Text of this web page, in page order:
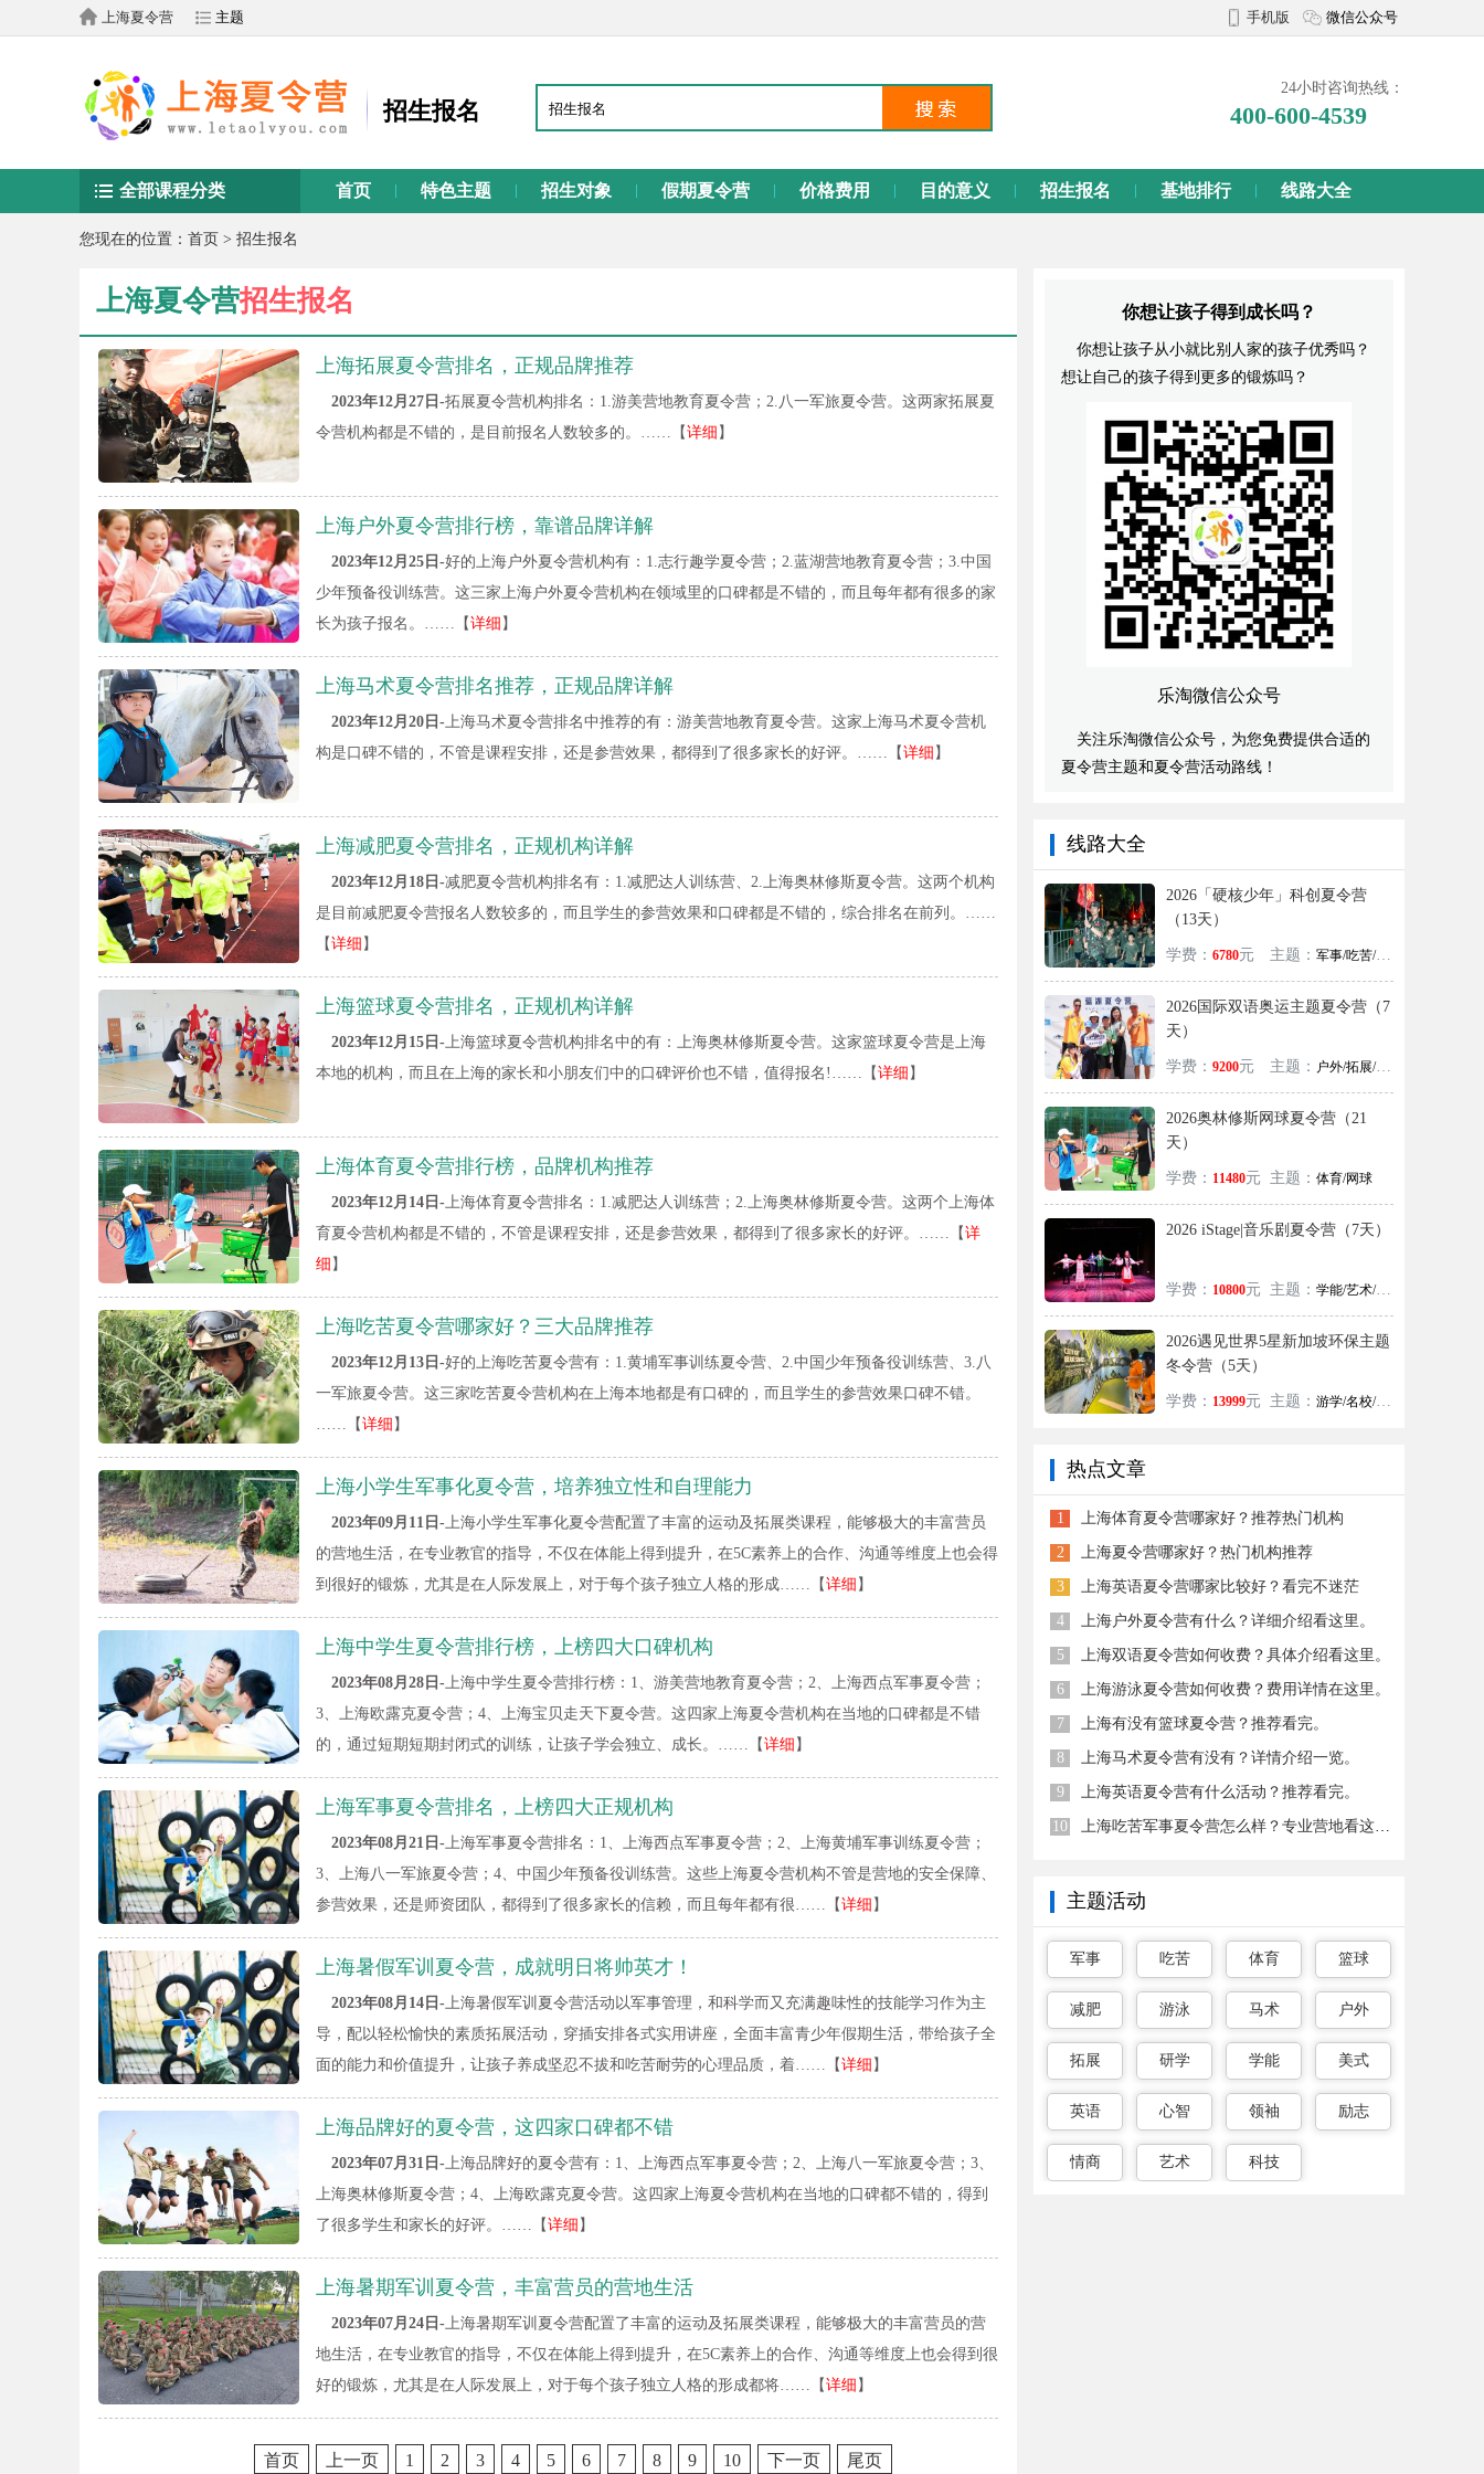
上海夏令营 主题 微信公众号
手机版
招生报名
24小时咨询热线：
400-600-4539
全部课程分类 首页 特色主题 招生对象 假期夏令营 价格费用 目的意义 招生报名 基地排行 线路大全
您现在的位置： 首页 > 招生报名
上海夏令营招生报名
上海拓展夏令营排名，正规品牌推荐
2023年12月27日-拓展夏令营机构排名：1.游美营地教育夏令营；2.八一军旅夏令营。这两家拓展夏
令营机构都是不错的，是目前报名人数较多的。……【详细 】
上海户外夏令营排行榜，靠谱品牌详解
2023年12月25日-好的上海户外夏令营机构有：1.志行趣学夏令营；2.蓝湖营地教育夏令营；3.中国
少年预备役训练营。这三家上海户外夏令营机构在领域里的口碑都是不错的，而且每年都有很多的家
长为孩子报名。……【详细 】
上海马术夏令营排名推荐，正规品牌详解
2023年12月20日-上海马术夏令营排名中推荐的有：游美营地教育夏令营。这家上海马术夏令营机
构是口碑不错的，不管是课程安排，还是参营效果，都得到了很多家长的好评。……【详细 】
上海减肥夏令营排名，正规机构详解
2023年12月18日-减肥夏令营机构排名有：1.减肥达人训练营、2.上海奥林修斯夏令营。这两个机构
是目前减肥夏令营报名人数较多的，而且学生的参营效果和口碑都是不错的，综合排名在前列。……
【详细 】
上海篮球夏令营排名，正规机构详解
2023年12月15日-上海篮球夏令营机构排名中的有：上海奥林修斯夏令营。这家篮球夏令营是上海
本地的机构，而且在上海的家长和小朋友们中的口碑评价也不错，值得报名!……【详细 】
上海体育夏令营排行榜，品牌机构推荐
2023年12月14日-上海体育夏令营排名：1.减肥达人训练营；2.上海奥林修斯夏令营。这两个上海体
育夏令营机构都是不错的，不管是课程安排，还是参营效果，都得到了很多家长的好评。……【详
细 】
上海吃苦夏令营哪家好？三大品牌推荐
2023年12月13日-好的上海吃苦夏令营有：1.黄埔军事训练夏令营、2.中国少年预备役训练营、3.八
一军旅夏令营。这三家吃苦夏令营机构在上海本地都是有口碑的，而且学生的参营效果口碑不错。
……【详细 】
上海小学生军事化夏令营，培养独立性和自理能力
2023年09月11日-上海小学生军事化夏令营配置了丰富的运动及拓展类课程，能够极大的丰富营员
的营地生活，在专业教官的指导，不仅在体能上得到提升，在5C素养上的合作、沟通等维度上也会得
到很好的锻炼，尤其是在人际发展上，对于每个孩子独立人格的形成……【详细 】
上海中学生夏令营排行榜，上榜四大口碑机构
2023年08月28日-上海中学生夏令营排行榜：1、游美营地教育夏令营；2、上海西点军事夏令营；
3、上海欧露克夏令营；4、上海宝贝走天下夏令营。这四家上海夏令营机构在当地的口碑都是不错
的，通过短期短期封闭式的训练，让孩子学会独立、成长。……【详细 】
上海军事夏令营排名，上榜四大正规机构
2023年08月21日-上海军事夏令营排名：1、上海西点军事夏令营；2、上海黄埔军事训练夏令营；
3、上海八一军旅夏令营；4、中国少年预备役训练营。这些上海夏令营机构不管是营地的安全保障、
参营效果，还是师资团队，都得到了很多家长的信赖，而且每年都有很……【详细 】
上海暑假军训夏令营，成就明日将帅英才！
2023年08月14日-上海暑假军训夏令营活动以军事管理，和科学而又充满趣味性的技能学习作为主
导，配以轻松愉快的素质拓展活动，穿插安排各式实用讲座，全面丰富青少年假期生活，带给孩子全
面的能力和价值提升，让孩子养成坚忍不拔和吃苦耐劳的心理品质，着……【详细 】
上海品牌好的夏令营，这四家口碑都不错
2023年07月31日-上海品牌好的夏令营有：1、上海西点军事夏令营；2、上海八一军旅夏令营；3、
上海奥林修斯夏令营；4、上海欧露克夏令营。这四家上海夏令营机构在当地的口碑都不错的，得到
了很多学生和家长的好评。……【详细 】
上海暑期军训夏令营，丰富营员的营地生活
2023年07月24日-上海暑期军训夏令营配置了丰富的运动及拓展类课程，能够极大的丰富营员的营
地生活，在专业教官的指导，不仅在体能上得到提升，在5C素养上的合作、沟通等维度上也会得到很
好的锻炼，尤其是在人际发展上，对于每个孩子独立人格的形成都将……【详细 】
首页 上一页 1 2 3 4 5 6 7 8 9 10 下一页 尾页
你想让孩子得到成长吗？
你想让孩子从小就比别人家的孩子优秀吗？
想让自己的孩子得到更多的锻炼吗？
乐淘微信公众号
关注乐淘微信公众号，为您免费提供合适的
夏令营主题和夏令营活动路线！
线路大全
2026「硬核少年」科创夏令营
（13天）
学费： 6780元 主题： 军事/吃苦/心智/励志
2026国际双语奥运主题夏令营（7
天）
学费： 9200元 主题： 户外/拓展/学能/美式/英语/艺术
2026奥林修斯网球夏令营（21
天）
学费： 11480元 主题： 体育/网球
2026 iStage|音乐剧夏令营（7天）
学费： 10800元 主题： 学能/艺术/音乐
2026遇见世界5星新加坡环保主题
冬令营（5天）
学费： 13999元 主题： 游学/名校/旅行/文化/亲子
热点文章
1 上海体育夏令营哪家好？推荐热门机构
2 上海夏令营哪家好？热门机构推荐
3 上海英语夏令营哪家比较好？看完不迷茫
4 上海户外夏令营有什么？详细介绍看这里。
5 上海双语夏令营如何收费？具体介绍看这里。
6 上海游泳夏令营如何收费？费用详情在这里。
7 上海有没有篮球夏令营？推荐看完。
8 上海马术夏令营有没有？详情介绍一览。
9 上海英语夏令营有什么活动？推荐看完。
10 上海吃苦军事夏令营怎么样？专业营地看这里。
主题活动
军事 吃苦 体育 篮球
减肥 游泳 马术 户外
拓展 研学 学能 美式
英语 心智 领袖 励志
情商 艺术 科技